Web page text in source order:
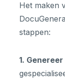
Het maken
stappen:
1.